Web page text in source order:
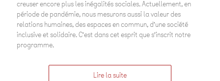
creuser encore plus les inégalités sociales. Actuellement, en
période de pandémie, nous mesurons aussi la valeur des
relations humaines, des espaces en commun, d’une société
inclusive et solidaire. C’est dans cet esprit que s’inscrit notre
programme.
Lire la suite